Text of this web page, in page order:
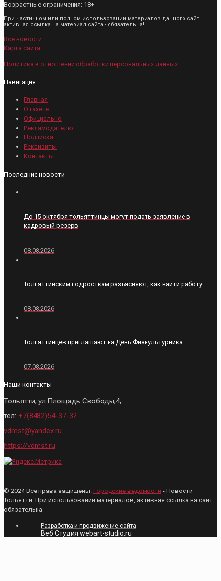
Возрастные ограничения: 18+
При частичном или полном использовании материалов данного сайт
активная ссылка на материал сайта - обязательна!
Все новости
Карта сайта
Политика в отношении обработки персональных данных
Навигация
Главная
О газете
Официально
Рекламодателю
Подписка
Реквизиты
Контакты
Последние новости
До 15 октября тольяттинцы могут подать заявление в
кадровый резерв
08.08.2026
Тольяттинским подросткам разъясняют, как найти работу
08.08.2026
Тольяттинцев приглашают на День Физкультурника
07.08.2026
Наши контакты
Тольятти, ул.Площадь Свободы,4,
тел: +7(8482)54-37-32
vdmst@yandex.ru
https://vdmst.ru
© 2024 Все права защищены. Городские ведомости - Новости
Тольятти. При использовании материалов, активная ссылка на сайт
обязательна
Разработка и продвижение сайта
Веб Студия webart-studio.ru